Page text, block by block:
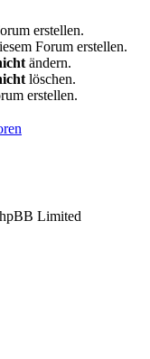
erstellen.
Forum erstellen.
ändern.
löschen.
erstellen.
Limited